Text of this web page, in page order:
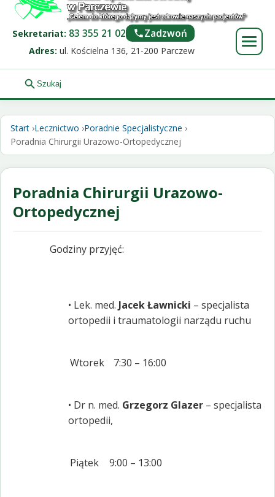
Sekretariat: 83 355 21 02 Zadzwoń
Adres: ul. Kościelna 136, 21-200 Parczew
Start Lecznictwo Poradnie Specjalistyczne
Poradnia Chirurgii Urazowo-Ortopedycznej
Poradnia Chirurgii Urazowo-
Ortopedycznej
Godziny przyjęć:
• Lek. med. Jacek Ławnicki – specjalista
ortopedii i traumatologii narządu ruchu
Wtorek 7:30 – 16:00
• Dr n. med. Grzegorz Glazer – specjalista
ortopedii,
Piątek 9:00 – 13:00